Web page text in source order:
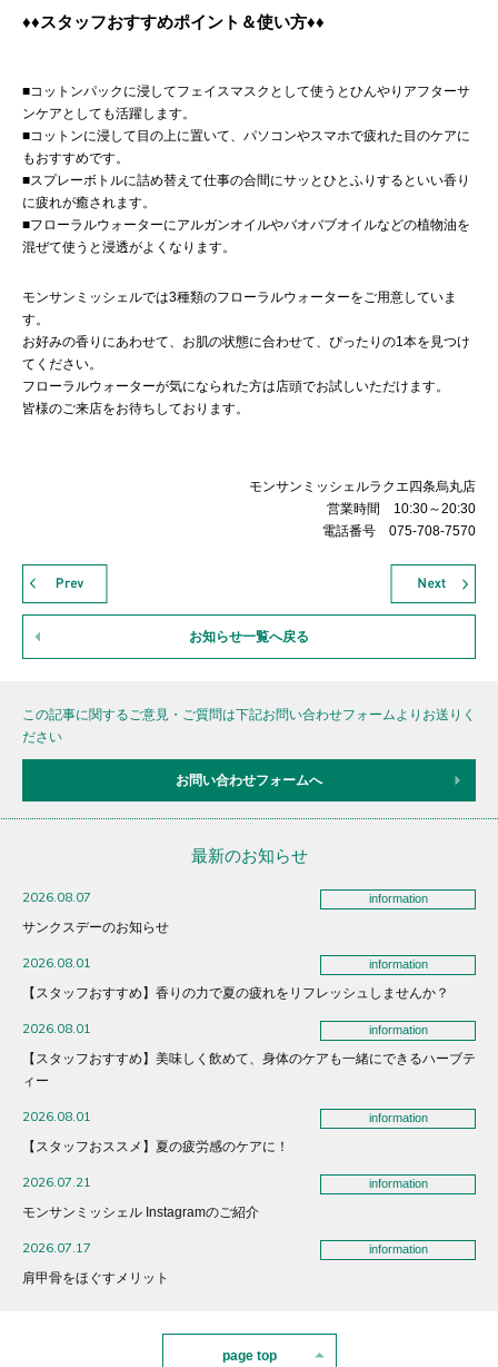
♦♦スタッフおすすめポイント＆使い方♦♦
■コットンパックに浸してフェイスマスクとして使うとひんやりアフターサ
ンケアとしても活躍します。
■コットンに浸して目の上に置いて、パソコンやスマホで疲れた目のケアに
もおすすめです。
■スプレーボトルに詰め替えて仕事の合間にサッとひとふりするといい香り
に疲れが癒されます。
■フローラルウォーターにアルガンオイルやバオバブオイルなどの植物油を
混ぜて使うと浸透がよくなります。
モンサンミッシェルでは3種類のフローラルウォーターをご用意していま
す。
お好みの香りにあわせて、お肌の状態に合わせて、ぴったりの1本を見つけ
てください。
フローラルウォーターが気になられた方は店頭でお試しいただけます。
皆様のご来店をお待ちしております。
モンサンミッシェルラクエ四条烏丸店
営業時間 10:30～20:30
電話番号 075-708-7570
お知らせ一覧へ戻る
この記事に関するご意見・ご質問は下記お問い合わせフォームよりお送りく
ださい
お問い合わせフォームへ
最新のお知らせ
2026.08.07 information
サンクスデーのお知らせ
2026.08.01 information
【スタッフおすすめ】香りの力で夏の疲れをリフレッシュしませんか？
2026.08.01 information
【スタッフおすすめ】美味しく飲めて、身体のケアも一緒にできるハーブテ
ィー
2026.08.01 information
【スタッフおススメ】夏の疲労感のケアに！
2026.07.21 information
モンサンミッシェル Instagramのご紹介
2026.07.17 information
肩甲骨をほぐすメリット
page top